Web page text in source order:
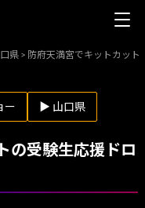
県 > 防府天満宮でキットカット
ー ▶ 山口県
の受験生応援ドロ